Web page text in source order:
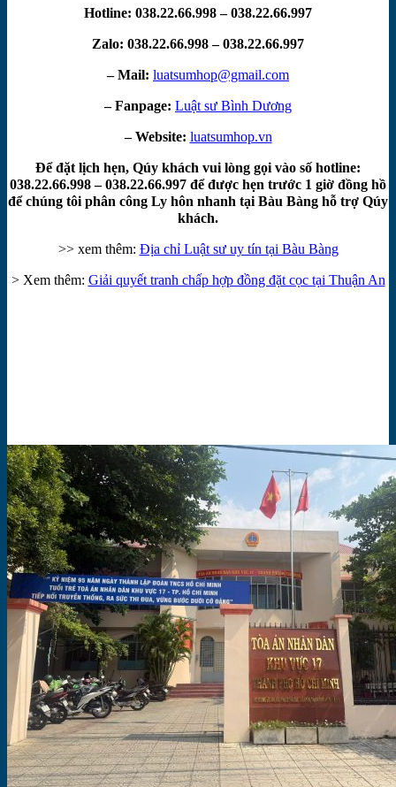
Hotline: 038.22.66.998 – 038.22.66.997
Zalo: 038.22.66.998 – 038.22.66.997
– Mail: luatsumhop@gmail.com
– Fanpage: Luật sư Bình Dương
– Website: luatsumhop.vn
Để đặt lịch hẹn, Qúy khách vui lòng gọi vào số hotline:
038.22.66.998 – 038.22.66.997 để được hẹn trước 1 giờ đồng hồ
để chúng tôi phân công Ly hôn nhanh tại Bàu Bàng hỗ trợ Qúy
khách.
>> xem thêm: Địa chỉ Luật sư uy tín tại Bàu Bàng
> Xem thêm: Giải quyết tranh chấp hợp đồng đặt cọc tại Thuận An